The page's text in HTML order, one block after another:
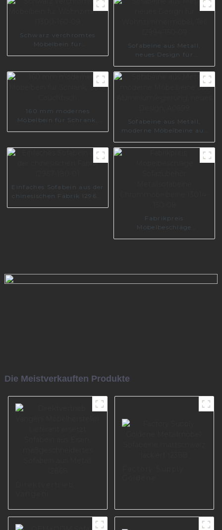
Schwarz verchromtes
Möbelbein für
Sofabeine aus Metall,
neues Design für
I2994-150-09
160 mm modernes
Möbelbein für Schrank,
Sofabeine aus Metall,
moderne Möbelbeine aus
neues Design, A0699
Einfaches Sofabein aus der
chinesischen Fabrik I2967-
Fabrikpreis
Möbelbeschläge
Die Meistverkauften Produkte
Lieferant ersetzt
Sofabein aus Eisen,